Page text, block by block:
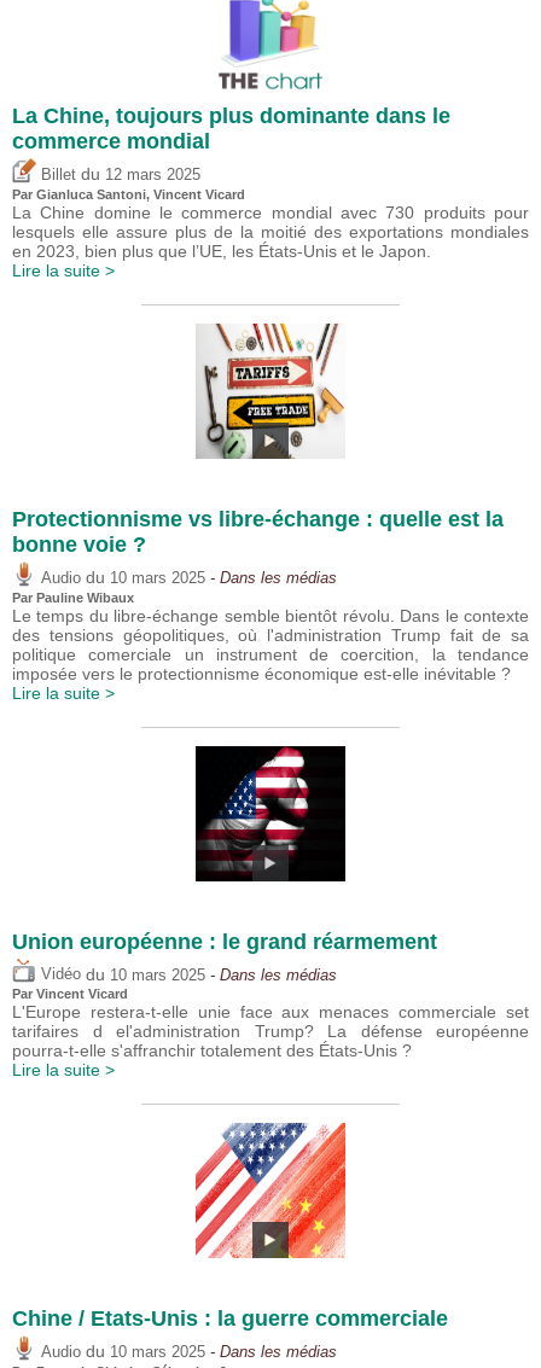
La Chine, toujours plus dominante dans le
commerce mondial
Billet du 12 mars 2025
Par Gianluca Santoni, Vincent Vicard
La Chine domine le commerce mondial avec 730 produits pour
lesquels elle assure plus de la moitié des exportations mondiales
en 2023, bien plus que l’UE, les États-Unis et le Japon.
Lire la suite >
Protectionnisme vs libre-échange : quelle est la
bonne voie ?
Audio du 10 mars 2025 - Dans les médias
Par Pauline Wibaux
Le temps du libre-échange semble bientôt révolu. Dans le contexte
des tensions géopolitiques, où l'administration Trump fait de sa
politique comerciale un instrument de coercition, la tendance
imposée vers le protectionnisme économique est-elle inévitable ?
Lire la suite >
Union européenne : le grand réarmement
Vidéo du 10 mars 2025 - Dans les médias
Par Vincent Vicard
L'Europe restera-t-elle unie face aux menaces commerciale set
tarifaires d el'administration Trump? La défense européenne
pourra-t-elle s'affranchir totalement des États-Unis ?
Lire la suite >
Chine / Etats-Unis : la guerre commerciale
Audio du 10 mars 2025 - Dans les médias